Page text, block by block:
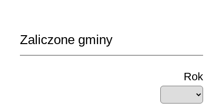
Zaliczone gminy
Rok